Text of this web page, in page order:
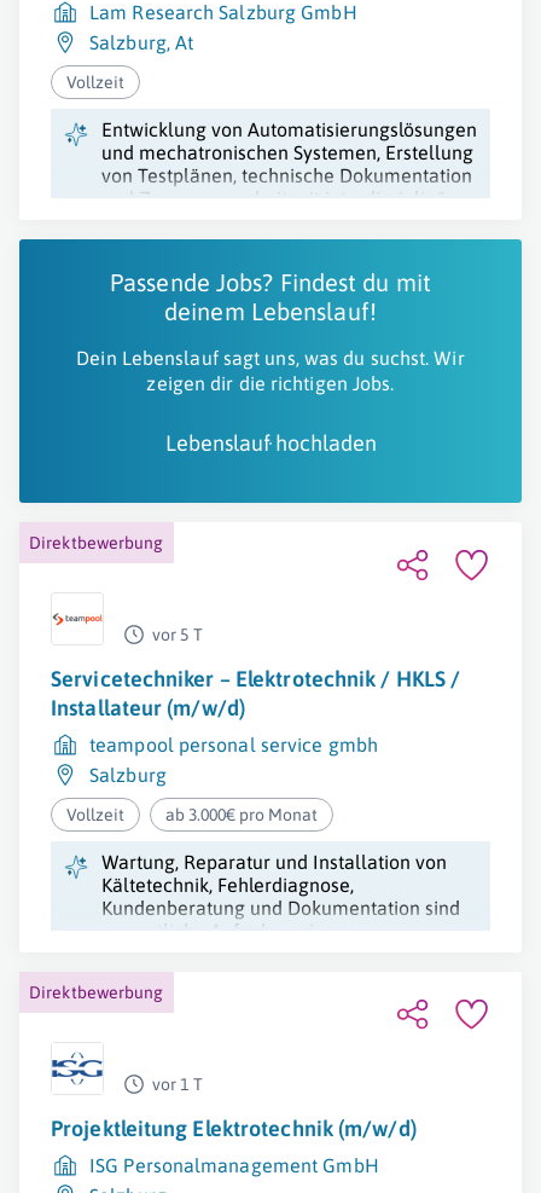
Lam Research Salzburg GmbH
Salzburg,At
Vollzeit
Entwicklung von Automatisierungslösungen
und mechatronischen Systemen, Erstellung
von Testplänen, technische Dokumentation
und Zusammenarbeit mit interdisziplinären
Passende Jobs? Findest du mit
deinem Lebenslauf!
Dein Lebenslauf sagt uns, was du suchst. Wir
zeigen dir die richtigen Jobs.
Lebenslauf hochladen
Direktbewerbung
vor 5 T
Servicetechniker – Elektrotechnik / HKLS /
Installateur (m/w/d)
teampool personal service gmbh
Salzburg
Vollzeit ab 3.000€ pro Monat
Wartung, Reparatur und Installation von
Kältetechnik, Fehlerdiagnose,
Kundenberatung und Dokumentation sind
wesentliche Aufgaben eines
Direktbewerbung
vor 1 T
Projektleitung Elektrotechnik (m/w/d)
ISG Personalmanagement GmbH